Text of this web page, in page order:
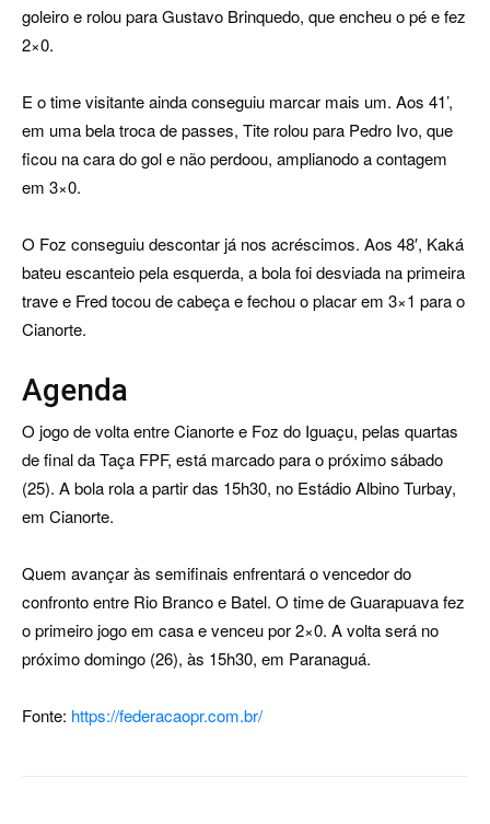
goleiro e rolou para Gustavo Brinquedo, que encheu o pé e fez
2×0.
E o time visitante ainda conseguiu marcar mais um. Aos 41’,
em uma bela troca de passes, Tite rolou para Pedro Ivo, que
ficou na cara do gol e não perdoou, amplianodo a contagem
em 3×0.
O Foz conseguiu descontar já nos acréscimos. Aos 48′, Kaká
bateu escanteio pela esquerda, a bola foi desviada na primeira
trave e Fred tocou de cabeça e fechou o placar em 3×1 para o
Cianorte.
Agenda
O jogo de volta entre Cianorte e Foz do Iguaçu, pelas quartas
de final da Taça FPF, está marcado para o próximo sábado
(25). A bola rola a partir das 15h30, no Estádio Albino Turbay,
em Cianorte.
Quem avançar às semifinais enfrentará o vencedor do
confronto entre Rio Branco e Batel. O time de Guarapuava fez
o primeiro jogo em casa e venceu por 2×0. A volta será no
próximo domingo (26), às 15h30, em Paranaguá.
Fonte: https://federacaopr.com.br/